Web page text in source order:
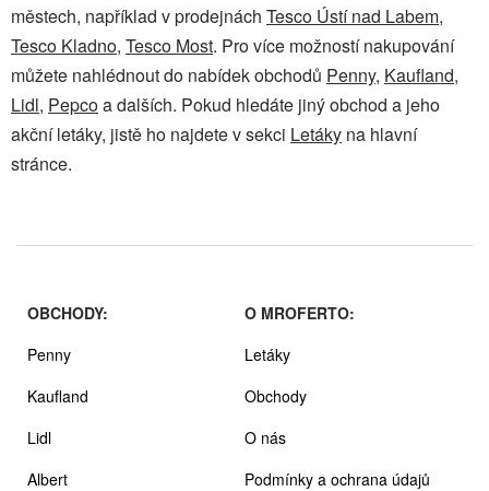
městech, například v prodejnách Tesco Ústí nad Labem,
Tesco Kladno, Tesco Most. Pro více možností nakupování
můžete nahlédnout do nabídek obchodů Penny, Kaufland,
Lidl, Pepcoa dalších. Pokud hledáte jiný obchod a jeho
akční letáky, jistě ho najdete v sekci Letáky na hlavní
stránce.
OBCHODY:
Penny
Kaufland
Lidl
Albert
O MROFERTO:
Letáky
Obchody
O nás
Podmínky a ochrana údajů